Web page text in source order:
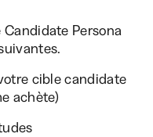
Persona
cible candidate
achète)